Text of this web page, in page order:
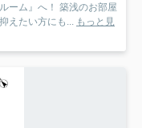
ーム』へ！ 築浅のお部屋
えたい方にも... もっと見